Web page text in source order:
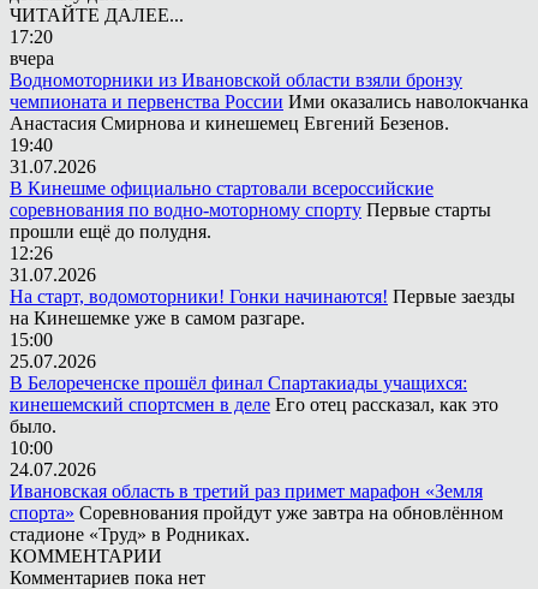
ЧИТАЙТЕ ДАЛЕЕ...
17:20
вчера
Водномоторники из Ивановской области взяли бронзу
чемпионата и первенства России Ими оказались наволокчанка
Анастасия Смирнова и кинешемец Евгений Безенов.
19:40
31.07.2026
В Кинешме официально стартовали всероссийские
соревнования по водно-моторному спорту Первые старты
прошли ещё до полудня.
12:26
31.07.2026
На старт, водомоторники! Гонки начинаются! Первые заезды
на Кинешемке уже в самом разгаре.
15:00
25.07.2026
В Белореченске прошёл финал Спартакиады учащихся:
кинешемский спортсмен в деле Его отец рассказал, как это
было.
10:00
24.07.2026
Ивановская область в третий раз примет марафон «Земля
спорта» Соревнования пройдут уже завтра на обновлённом
стадионе «Труд» в Родниках.
КОММЕНТАРИИ
Комментариев пока нет